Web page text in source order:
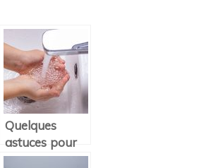
Quelques
astuces pour
reduire sa